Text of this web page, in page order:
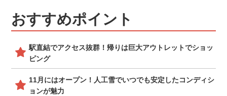
おすすめポイント
駅直結でアクセス抜群！帰りは巨大アウトレットでショッ
ピング
11月にはオープン！人工雪でいつでも安定したコンディシ
ョンが魅力